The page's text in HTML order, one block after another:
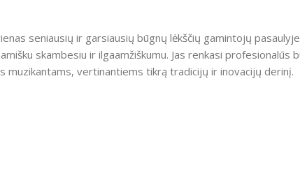
seniausių ir garsiausių būgnų lėkščių gamintojų
skambesiu ir ilgaamžiškumu. Jas renkasi
muzikantams, vertinantiems tikrą tradicijų ir inovacijų derinį.